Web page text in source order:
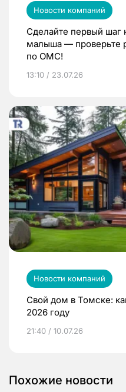
Новости компаний
Сделайте первый шаг
малыша — проверьте
по ОМС!
13:10 / 23.07.26
Новости компаний
Свой дом в Томске:
2026 году
21:40 / 10.07.26
Похожие новости